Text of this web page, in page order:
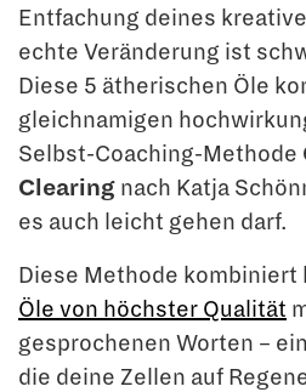
Entfachung deines
echte Veränderung ist
Diese 5 ätherischen Öle
gleichnamigen
Selbst-Coaching-Methode
Clearing nach Katja
es auch leicht gehen darf.
Diese Methode kombiniert
Öle von höchster Qualität
gesprochenen Worten –
die deine Zellen auf